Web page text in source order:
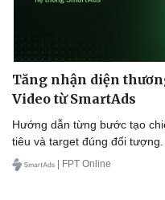
Tăng nhận diện
Video từ SmartAds
Hướng dẫn từng bước tạo
tiêu và target đúng đối tượng.
| FPT Online